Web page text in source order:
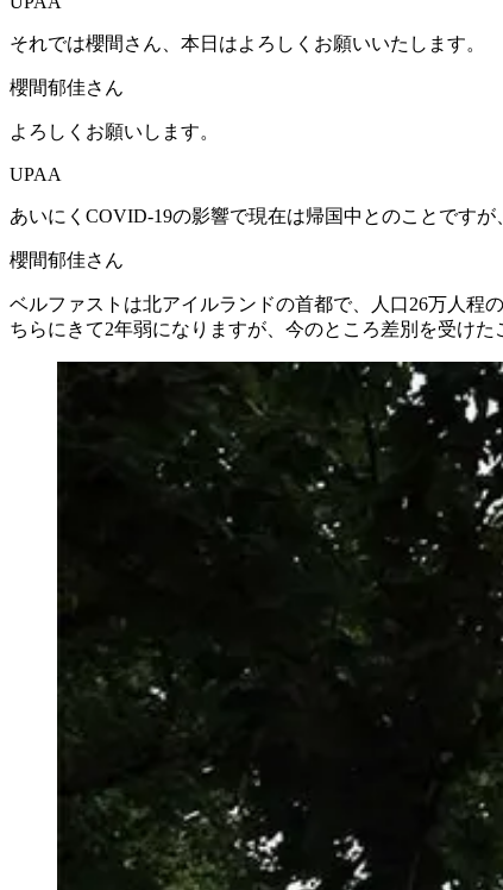
それでは櫻間さん、本日はよろしくお願いいたします。
櫻間郁佳さん
よろしくお願いします。
UPAA
あいにくCOVID-19の影響で現在は帰国中とのことです
櫻間郁佳さん
ベルファストは北アイルランドの首都で、人口26万人程
ちらにきて2年弱になりますが、今のところ差別を受けた